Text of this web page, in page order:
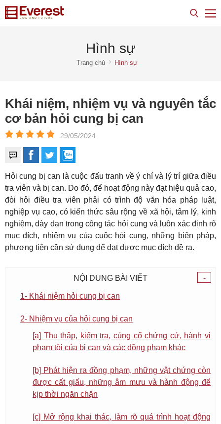
Hình sự
Trang chủ Hình sự
Khái niệm, nhiệm vụ và nguyên tắc
cơ bản hỏi cung bị can
29/05/2024
Hỏi cung bị can là cuộc đấu tranh về ý chí và lý trí giữa điều
tra viên và bị can. Do đó, để hoạt động này đạt hiệu quả cao,
đòi hỏi điều tra viên phải có trình độ văn hóa pháp luật,
nghiệp vụ cao, có kiến thức sâu rộng về xã hội, tâm lý, kinh
nghiệm, dày dạn trong công tác hỏi cung và luôn xác định rõ
mục đích, nhiệm vụ của cuộc hỏi cung, những biện pháp,
phương tiện cần sử dụng để đạt được mục đích đề ra.
-
NỘI DUNG BÀI VIẾT
1- Khái niệm hỏi cung bị can
2- Nhiệm vụ của hỏi cung bị can
[a] Thu thập, kiểm tra, củng cố chứng cứ, hành vi
phạm tội của bị can và các đồng phạm khác
[b] Phát hiện ra đồng phạm, những vật chứng còn
được cất giấu, những âm mưu và hành động để
kịp thời ngăn chặn
[c] Mở rộng khai thác, làm rõ quá trình hoạt động